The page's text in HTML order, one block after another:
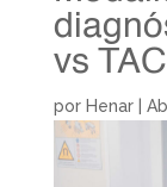
vs TAC
por Henar|